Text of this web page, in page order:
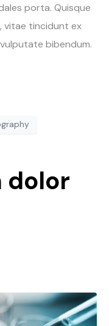
porta. Quisque
vitae tincidunt ex
bibendum.
dolor